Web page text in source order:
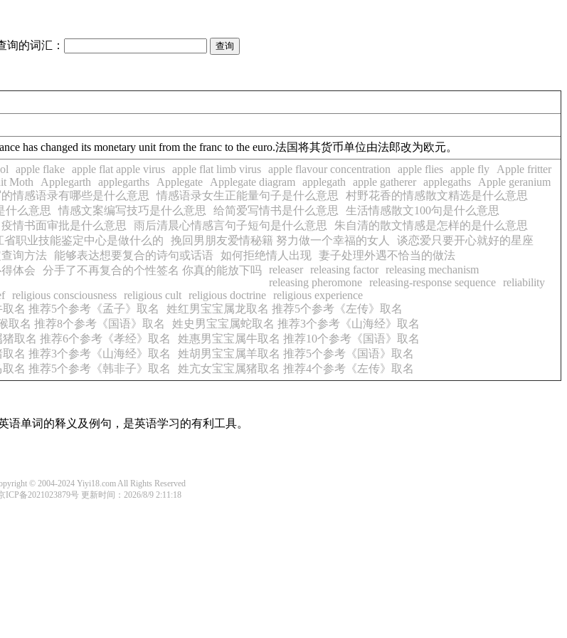
询的词汇：
has changed its monetary unit from the franc to the euro.法国将其货币单位由法郎改为欧元。
apple flake apple flat apple virus apple flat limb virus apple flavour concentration apple flies apple fly
Apple fritter
Moth Applegarth applegarths Applegate Applegate diagram applegath apple gatherer applegaths
Apple geranium
的情感语录有哪些是什么意思 情感语录女生正能量句子是什么意思
村野花香的情感散文精选是什么意思
什么意思 情感文案编写技巧是什么意思 给简爱写情书是什么意思
生活情感散文100句是什么意思
疫情书面审批是什么意思 雨后清晨心情感言句子短句是什么意思
朱自清的散文情感是怎样的是什么意思
省职业技能鉴定中心是做什么的 挽回男朋友爱情秘籍 努力做一个幸福的女人
谈恋爱只要开心就好的星座
询方法 能够表达想要复合的诗句或话语 如何拒绝情人出现 妻子处理外遇不恰当的做法
体会 分手了不再复合的个性签名 你真的能放下吗 releaser releasing factor releasing mechanism
releasing pheromone releasing-response sequence reliability
religious consciousness religious cult religious doctrine religious experience
名 推荐5个参考《孟子》取名
姓红男宝宝属龙取名 推荐5个参考《左传》取名
取名 推荐8个参考《国语》取名
姓史男宝宝属蛇取名 推荐3个参考《山海经》取名
取名 推荐6个参考《孝经》取名
姓惠男宝宝属牛取名 推荐10个参考《国语》取名
名 推荐3个参考《山海经》取名
姓胡男宝宝属羊取名 推荐5个参考《国语》取名
名 推荐5个参考《韩非子》取名 姓亢女宝宝属猪取名 推荐4个参考《左传》取名
单词的释义及例句，是英语学习的有利工具。
© 2004-2024 Yiyi18.com All Rights Reserved
ICP备2021023879号 更新时间：2026/8/9 2:11:18